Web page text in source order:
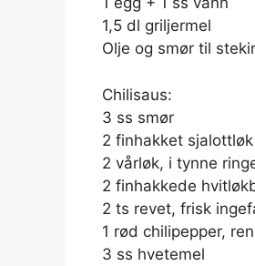
1,5 dl griljermel
Olje og smør til
Chilisaus:
3 ss smør
2 finhakket sjalottløk
2 vårløk, i tynne
2 finhakkede
2 ts revet, frisk
1 rød chilipepper,
3 ss hvetemel